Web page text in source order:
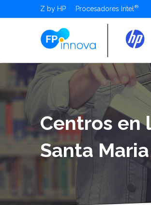
Z by HP Procesadores Intel
Centros en
Santa Maria